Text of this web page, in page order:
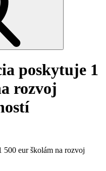
poskytuje 1
rozvoj
500 eur školám na rozvoj